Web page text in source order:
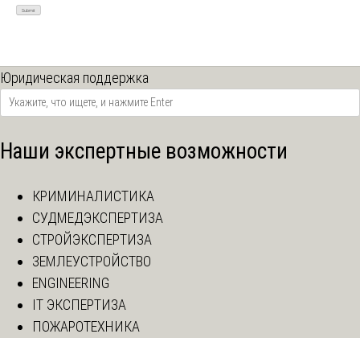
Юридическая поддержка
Наши экспертные возможности
КРИМИНАЛИСТИКА
СУДМЕДЭКСПЕРТИЗА
СТРОЙЭКСПЕРТИЗА
ЗЕМЛЕУСТРОЙСТВО
ENGINEERING
IT ЭКСПЕРТИЗА
ПОЖАРОТЕХНИКА